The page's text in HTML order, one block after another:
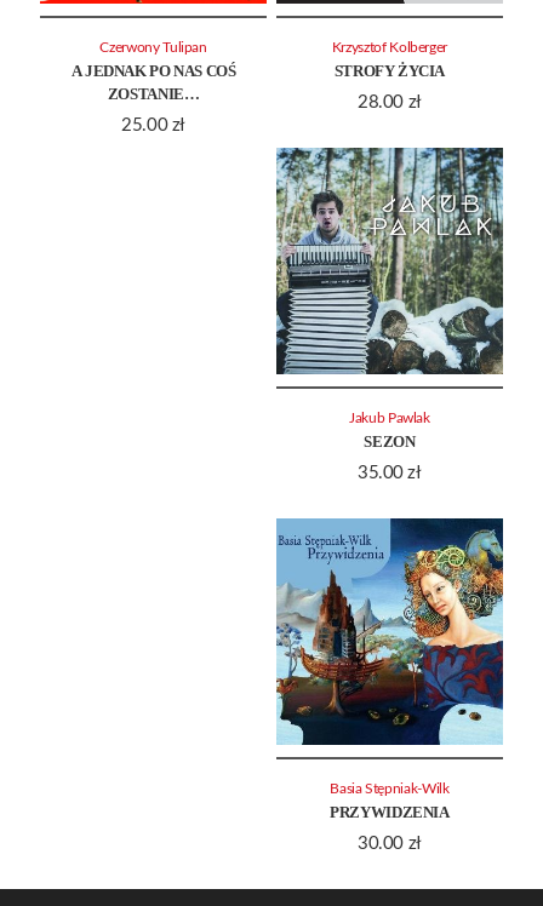
A JEDNAK PO NAS COŚ
ZOSTANIE…
25.00 zł
Czerwony Tulipan
STROFY ŻYCIA
28.00 zł
Krzysztof Kolberger
SEZON
35.00zł
Jakub Pawlak
PRZYWIDZENIA
30.00 zł
Basia Stępniak-Wilk